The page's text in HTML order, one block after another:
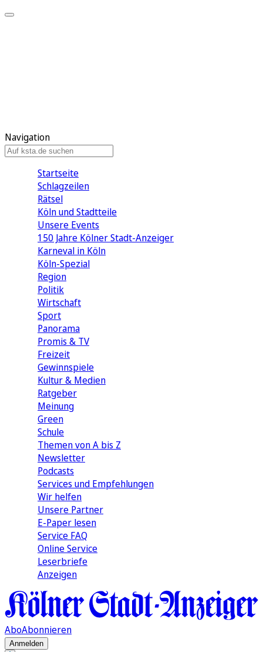
Navigation
Startseite
Schlagzeilen
Rätsel
Köln und Stadtteile
Unsere Events
150 Jahre Kölner Stadt-Anzeiger
Karneval in Köln
Köln-Spezial
Region
Politik
Wirtschaft
Sport
Panorama
Promis & TV
Freizeit
Gewinnspiele
Kultur & Medien
Ratgeber
Meinung
Green
Schule
Themen von A bis Z
Newsletter
Podcasts
Services und Empfehlungen
Wir helfen
Unsere Partner
E-Paper lesen
Service FAQ
Online Service
Leserbriefe
Anzeigen
AboAbonnieren
Anmelden